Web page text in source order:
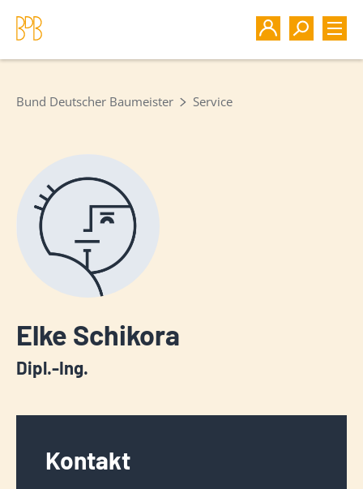
Bund Deutscher Baumeister Service
Elke Schikora
Dipl.-Ing.
Kontakt